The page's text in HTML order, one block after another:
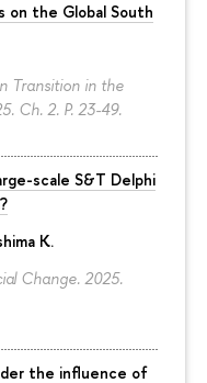
on the Global South
Transition in the
Ch. 2. P. 23-49.
scale S&T Delphi
K.
Change. 2025.
the influence of